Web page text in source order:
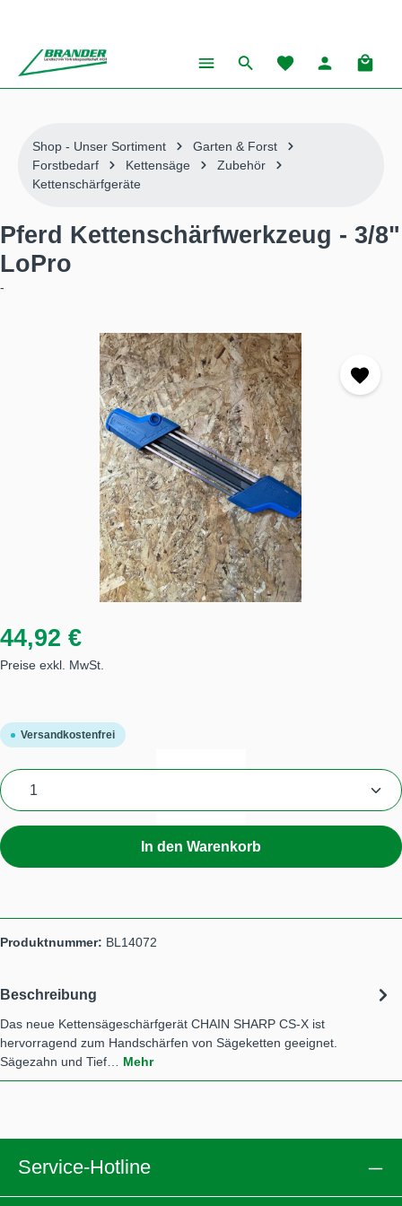
Shop - Unser Sortiment
Garten & Forst
Forstbedarf
Kettensäge
Zubehör
Kettenschärfgeräte
Pferd Kettenschärfwerkzeug - 3/8"
LoPro
-
Bildergalerie überspringen
44,92 €
Preise exkl. MwSt.
Versandkostenfrei
Produkt Anzahl: Gib den gewünschten Wert
In den Warenkorb
Produktnummer: BL14072
Beschreibung
Das neue Kettensägeschärfgerät CHAIN SHARP CS-X ist
hervorragend zum Handschärfen von Sägeketten geeignet.
Sägezahn und Tief… Mehr
Service-Hotline